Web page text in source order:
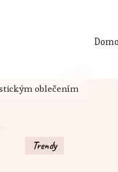
oblečením
Trendy